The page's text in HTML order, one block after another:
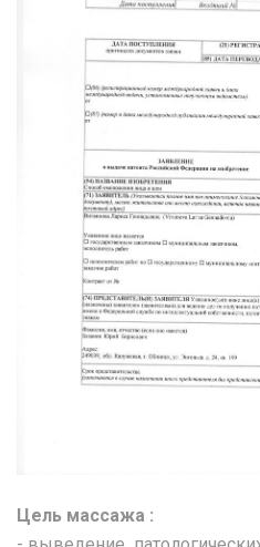
Цель массажа :